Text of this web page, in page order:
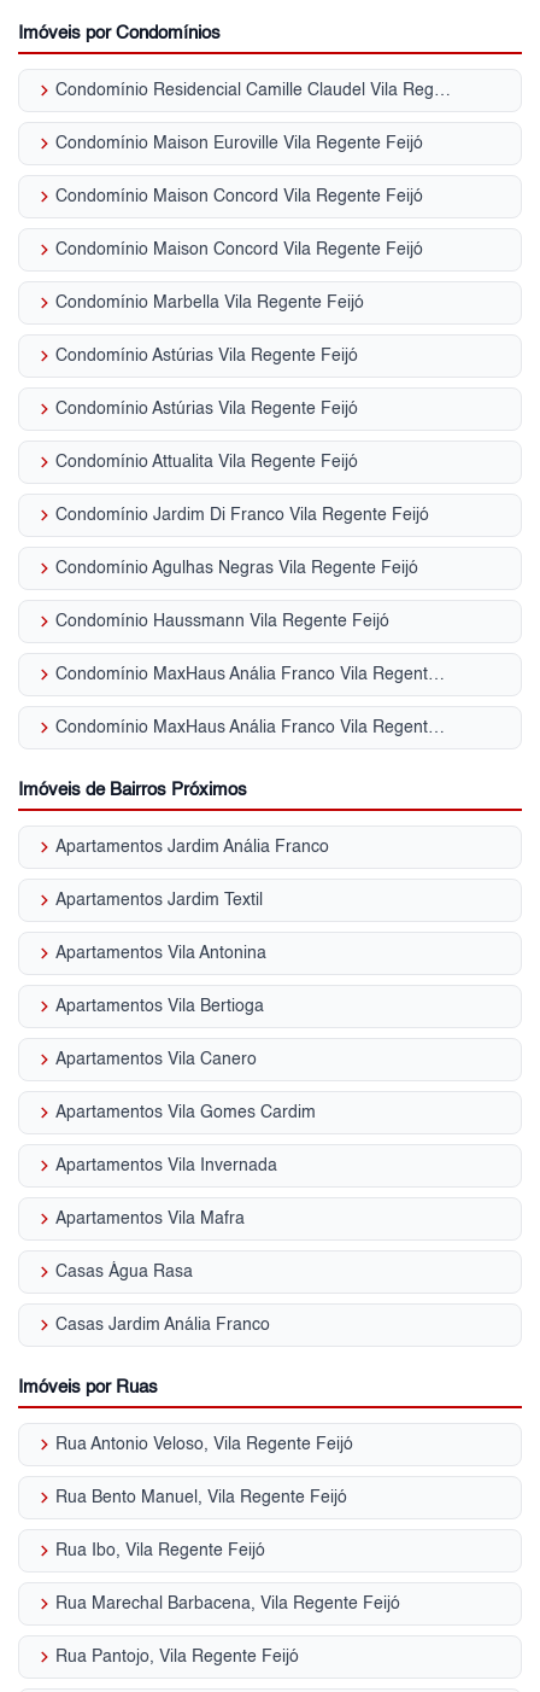
Imóveis por Condomínios
keyboard_arrow_right Condomínio Residencial Camille Claudel Vila Regente Feijó
keyboard_arrow_right Condomínio Maison Euroville Vila Regente Feijó
keyboard_arrow_right Condomínio Maison Concord Vila Regente Feijó
keyboard_arrow_right Condomínio Maison Concord Vila Regente Feijó
keyboard_arrow_right Condomínio Marbella Vila Regente Feijó
keyboard_arrow_right Condomínio Astúrias Vila Regente Feijó
keyboard_arrow_right Condomínio Astúrias Vila Regente Feijó
keyboard_arrow_right Condomínio Attualita Vila Regente Feijó
keyboard_arrow_right Condomínio Jardim Di Franco Vila Regente Feijó
keyboard_arrow_right Condomínio Agulhas Negras Vila Regente Feijó
keyboard_arrow_right Condomínio Haussmann Vila Regente Feijó
keyboard_arrow_right Condomínio MaxHaus Anália Franco Vila Regente Feijó
keyboard_arrow_right Condomínio MaxHaus Anália Franco Vila Regente Feijó
Imóveis de Bairros Próximos
keyboard_arrow_right Apartamentos Jardim Anália Franco
keyboard_arrow_right Apartamentos Jardim Textil
keyboard_arrow_right Apartamentos Vila Antonina
keyboard_arrow_right Apartamentos Vila Bertioga
keyboard_arrow_right Apartamentos Vila Canero
keyboard_arrow_right Apartamentos Vila Gomes Cardim
keyboard_arrow_right Apartamentos Vila Invernada
keyboard_arrow_right Apartamentos Vila Mafra
keyboard_arrow_right Casas Água Rasa
keyboard_arrow_right Casas Jardim Anália Franco
Imóveis por Ruas
keyboard_arrow_right Rua Antonio Veloso, Vila Regente Feijó
keyboard_arrow_right Rua Bento Manuel, Vila Regente Feijó
keyboard_arrow_right Rua Ibo, Vila Regente Feijó
keyboard_arrow_right Rua Marechal Barbacena, Vila Regente Feijó
keyboard_arrow_right Rua Pantojo, Vila Regente Feijó